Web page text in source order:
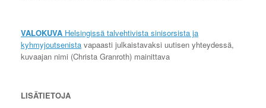
VALOKUVA Helsingissä talvehtivista sinisorsista ja
kyhmyjoutsenista vapaasti julkaistavaksi uutisen yhteydessä,
kuvaajan nimi (Christa Granroth) mainittava
LISÄTIETOJA